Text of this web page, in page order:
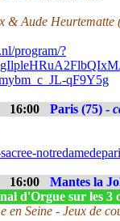
& Aude Heurtematte
program/?
qF9Y5g
16:00 Paris (75) -
16:00 Mantes la
d'Orgue sur les 3
en Seine - Jeux de